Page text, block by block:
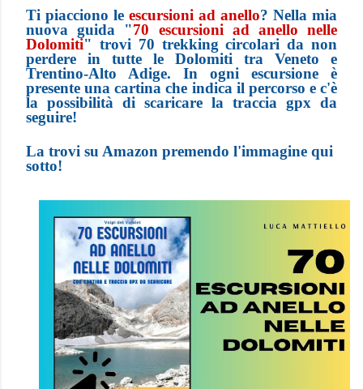
Ti piacciono le escursioni ad anello? Nella mia
nuova guida "70 escursioni ad anello nelle
Dolomiti" trovi 70 trekking circolari da non
perdere in tutte le Dolomiti tra Veneto e
Trentino-Alto Adige. In ogni escursione è
presente una cartina che indica il percorso e c'è
la possibilità di scaricare la traccia gpx da
seguire!
La trovi su Amazon premendo l'immagine qui
sotto!